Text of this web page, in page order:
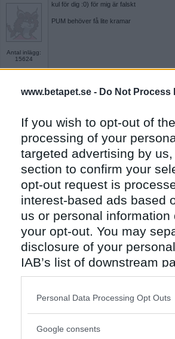
www.betapet.se - Do Not Process
If you wish to opt-out of
processing of your
targeted advertising by
section to confirm your
opt-out request is
interest-based ads based
us or personal
your opt-out. You may
disclosure of your
IAB’s list of downstream
also be disclosed by us
Downstream Participants
Please note that this
Personal Data Processing Opt Outs
Google consents
Antal inlägg:
15624
kul för dig :0) för mig är falskt
PUM behöver få lite kramar
Antal inlägg: 951
Ja!!!:) Gärna "Peter Gabriel-kramar"
remvanrijn
Antal inlägg:
16685
( Solsbury Hill? )
ja tack, men alla är för långt borta
PUM har de flesta släktingar och vänner
Mingus69
Antal inlägg: 951
Nja, både och..
PUM är pigg och glad